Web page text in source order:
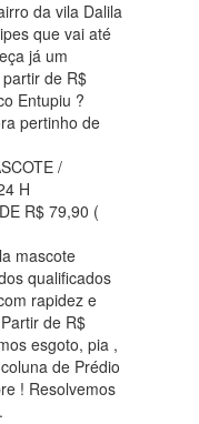
da vila Dalila
que vai até
já um
de R$
Entupiu ?
pertinho de
/
H
R$ 79,90 (
mascote
qualificados
rapidez e
de R$
esgoto, pia ,
de Prédio
! Resolvemos